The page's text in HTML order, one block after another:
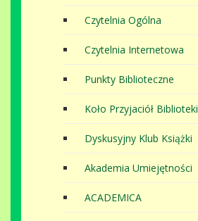
Czytelnia Ogólna
Czytelnia Internetowa
Punkty Biblioteczne
Koło Przyjaciół Biblioteki
Dyskusyjny Klub Książki
Akademia Umiejętności
ACADEMICA